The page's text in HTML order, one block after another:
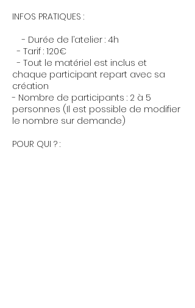
INFOS PRATIQUES :
- Durée de l’atelier : 4h
- Tarif : 120€
- Tout le matériel est inclus et
chaque participant repart avec sa
création
- Nombre de participants : 2 à 5
personnes (Il est possible de modifier
le nombre sur demande)
POUR QUI ? :